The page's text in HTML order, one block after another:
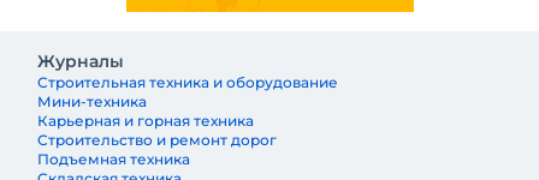
Журналы
Строительная техника и оборудование
Мини-техника
Карьерная и горная техника
Строительство и ремонт дорог
Подъемная техника